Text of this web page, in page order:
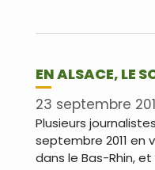
EN ALSACE, LE
23 septembre
Plusieurs
septembre 2011 en
dans le Bas-Rhin,